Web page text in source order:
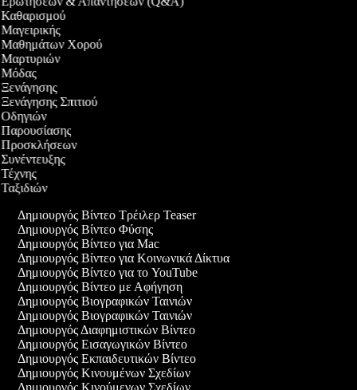
Καθαρισμού
Μαθημάτων Χορού
Μαρτυριών
Μόδας
Ξενάγησης
Σπιτιού
Οδηγιών
Παρουσίασης
Προσκλήσεων
Δημιουργός Βίντεο Τρέιλερ Teaser
Δημιουργός Βίντεο Φύσης
Δημιουργός Βίντεο για Mac
Δημιουργός Βίντεο για Κοινωνικά Δίκτυα
Δημιουργός Βίντεο για το YouTube
Δημιουργός Βίντεο με Αφήγηση
Δημιουργός Βιογραφικών Ταινιών
Δημιουργός Βιογραφικών Ταινιών
Δημιουργός Διαφημιστικών Βίντεο
Δημιουργός Εισαγωγικών Βίντεο
Δημιουργός Εκπαιδευτικών Βίντεο
Δημιουργός Κινουμένων Σχεδίων